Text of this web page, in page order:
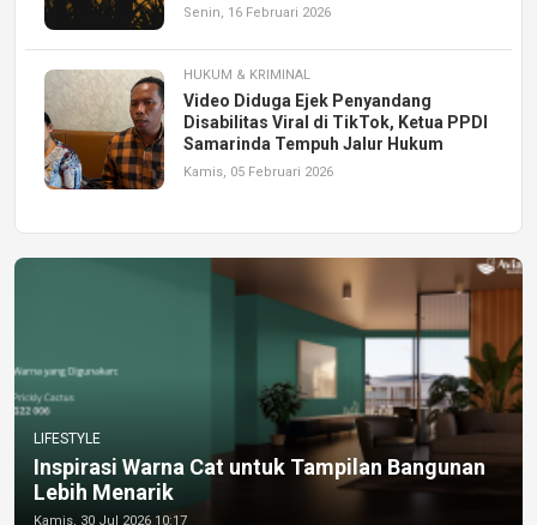
Senin, 16 Februari 2026
HUKUM & KRIMINAL
Video Diduga Ejek Penyandang
Disabilitas Viral di TikTok, Ketua PPDI
Samarinda Tempuh Jalur Hukum
Kamis, 05 Februari 2026
LIFESTYLE
Inspirasi Warna Cat untuk Tampilan Bangunan
Lebih Menarik
Kamis, 30 Jul 2026 10:17